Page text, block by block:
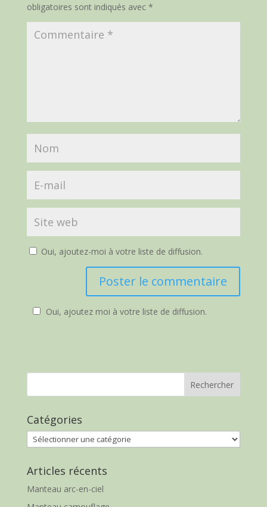
obligatoires sont indiqués avec *
Oui, ajoutez-moi à votre liste de diffusion.
Oui, ajoutez moi à votre liste de diffusion.
Catégories
Catégories
Articles récents
Manteau arc-en-ciel